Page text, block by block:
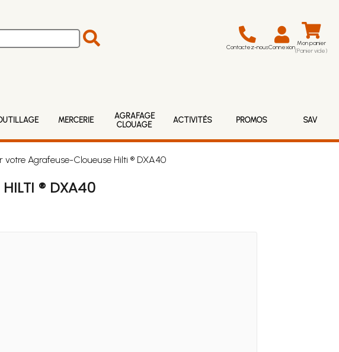
Contactez-nousConnexion Mon panier
(Panier vide)
MERCERIE
AGRAFAGE
CLOUAGE
ACTIVITÉS PROMOS SAV
Agrafeuse-Cloueuse Hilti ® DXA40
HILTI ® DXA40